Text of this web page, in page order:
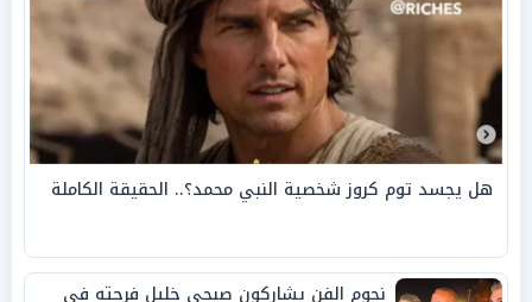
هل يجسد توم كروز شخصية النبي محمد؟.. الحقيقة الكاملة
نجوم الفن يشاركون صبحي خليل فرحته في